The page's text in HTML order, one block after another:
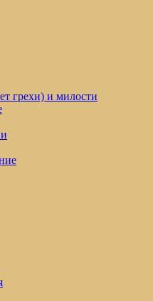
грехи) и милости